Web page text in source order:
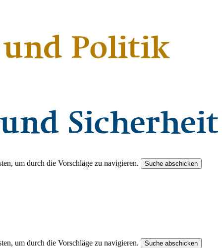
um durch die Vorschläge zu navigieren. Suche abschicken
um durch die Vorschläge zu navigieren. Suche abschicken